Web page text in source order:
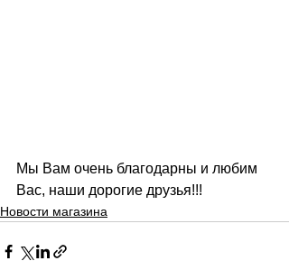
​Мы Вам очень благодарны и любим
Вас, наши дорогие друзья!!!
Новости магазина